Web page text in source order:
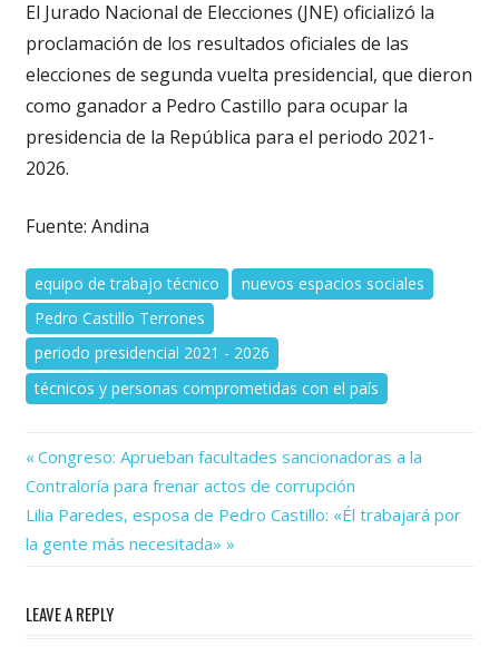
El Jurado Nacional de Elecciones (JNE) oficializó la
proclamación de los resultados oficiales de las
elecciones de segunda vuelta presidencial, que dieron
como ganador a Pedro Castillo para ocupar la
presidencia de la República para el periodo 2021-
2026.
Fuente: Andina
equipo de trabajo técnico
nuevos espacios sociales
Pedro Castillo Terrones
periodo presidencial 2021 - 2026
técnicos y personas comprometidas con el país
Navegación
de
entradas
Previous
Post:
Congreso: Aprueban facultades sancionadoras a la
Contraloría para frenar actos de corrupción
Next
Post:
Lilia Paredes, esposa de Pedro Castillo: «Él trabajará por
la gente más necesitada»
LEAVE A REPLY